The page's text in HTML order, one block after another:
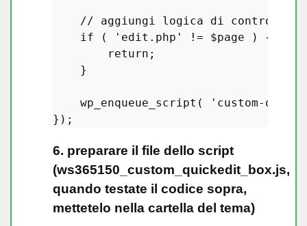
// aggiungi logica di controllo
if ( 'edit.php' != $page ) {
return ;
    }
wp_enqueue_script (
'custom-
6. preparare il file dello script
(ws365150_custom_quickedit_box.js,
quando testate il codice sopra,
mettetelo nella cartella del tema)